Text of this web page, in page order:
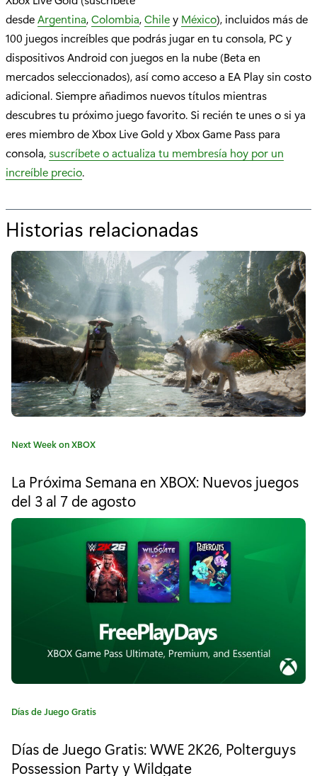
desdeArgentina,Colombia,Chiley México), incluidos más de
100 juegos increíbles que podrás jugar en tu consola, PC y
dispositivos Android con juegos en la nube (Beta en
mercados seleccionados), así como acceso a EA Play sin costo
adicional. Siempre añadimos nuevos títulos mientras
descubres tu próximo juego favorito. Si recién te unes o si ya
eres miembro de Xbox Live Gold y Xbox Game Pass para
consola, suscríbete o actualiza tu membresía hoy por un
increíble precio.
Historias relacionadas
o
r
"
N
o
v
e
d
s
d
e
G
a
m
e
w
i
C
e
g
o
Next Week on XBOX
La Próxima Semana en XBOX: Nuevos juegos
del 3 al 7 de agosto
C
e
g
Días de Juego Gratis
Días de Juego Gratis: WWE 2K26, Polterguys
Possession Party y Wildgate